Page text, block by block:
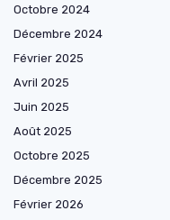
Octobre 2024
Décembre 2024
Février 2025
Avril 2025
Juin 2025
Août 2025
Octobre 2025
Décembre 2025
Février 2026